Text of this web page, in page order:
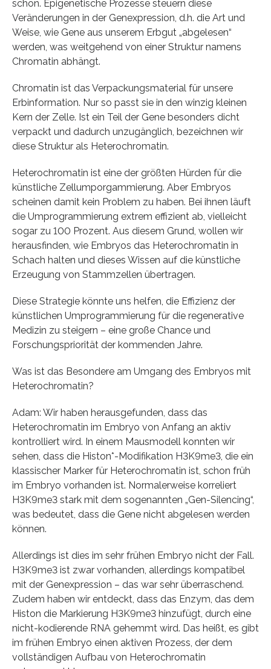
schon. Epigenetische Prozesse steuern diese
Veränderungen in der Genexpression, d.h. die Art und
Weise, wie Gene aus unserem Erbgut „abgelesen“
werden, was weitgehend von einer Struktur namens
Chromatin abhängt.
Chromatin ist das Verpackungsmaterial für unsere
Erbinformation. Nur so passt sie in den winzig kleinen
Kern der Zelle. Ist ein Teil der Gene besonders dicht
verpackt und dadurch unzugänglich, bezeichnen wir
diese Struktur als Heterochromatin.
Heterochromatin ist eine der größten Hürden für die
künstliche Zellumporgammierung. Aber Embryos
scheinen damit kein Problem zu haben. Bei ihnen läuft
die Umprogrammierung extrem effizient ab, vielleicht
sogar zu 100 Prozent. Aus diesem Grund, wollen wir
herausfinden, wie Embryos das Heterochromatin in
Schach halten und dieses Wissen auf die künstliche
Erzeugung von Stammzellen übertragen.
Diese Strategie könnte uns helfen, die Effizienz der
künstlichen Umprogrammierung für die regenerative
Medizin zu steigern – eine große Chance und
Forschungspriorität der kommenden Jahre.
Was ist das Besondere am Umgang des Embryos mit
Heterochromatin?
Adam: Wir haben herausgefunden, dass das
Heterochromatin im Embryo von Anfang an aktiv
kontrolliert wird. In einem Mausmodell konnten wir
sehen, dass die Histon*-Modifikation H3K9me3, die ein
klassischer Marker für Heterochromatin ist, schon früh
im Embryo vorhanden ist. Normalerweise korreliert
H3K9me3 stark mit dem sogenannten „Gen-Silencing“,
was bedeutet, dass die Gene nicht abgelesen werden
können.
Allerdings ist dies im sehr frühen Embryo nicht der Fall.
H3K9me3 ist zwar vorhanden, allerdings kompatibel
mit der Genexpression – das war sehr überraschend.
Zudem haben wir entdeckt, dass das Enzym, das dem
Histon die Markierung H3K9me3 hinzufügt, durch eine
nicht-kodierende RNA gehemmt wird. Das heißt, es gibt
im frühen Embryo einen aktiven Prozess, der dem
vollständigen Aufbau von Heterochromatin